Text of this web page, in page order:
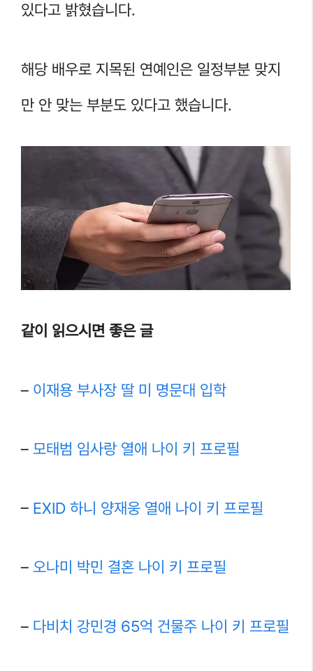
있다고 밝혔습니다.
해당 배우로 지목된 연예인은 일정부분 맞지
만 안 맞는 부분도 있다고 했습니다.
같이 읽으시면 좋은 글
– 이재용 부사장 딸 미 명문대 입학
– 모태범 임사랑 열애 나이 키 프로필
– EXID 하니 양재웅 열애 나이 키 프로필
– 오나미 박민 결혼 나이 키 프로필
– 다비치 강민경 65억 건물주 나이 키 프로필